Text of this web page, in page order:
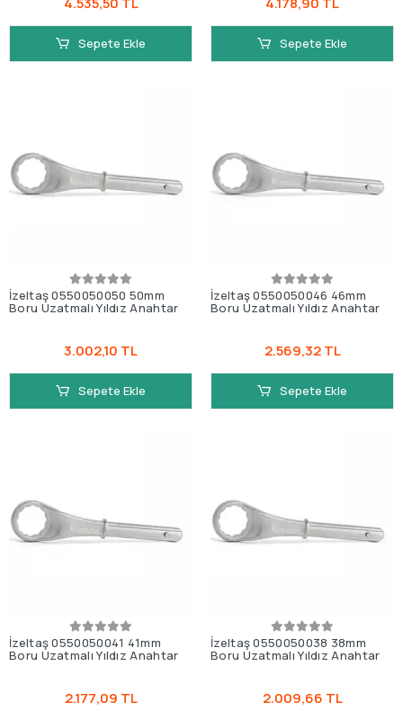
Sepete Ekle Sepete Ekle
İzeltaş 0550050050 50mm
Boru Uzatmalı Yıldız Anahtar
3.002,10 TL
Sepete Ekle
İzeltaş 0550050046 46mm
Boru Uzatmalı Yıldız Anahtar
2.569,32 TL
Sepete Ekle
İzeltaş 0550050041 41mm
Boru Uzatmalı Yıldız Anahtar
2.177,09 TL
İzeltaş 0550050038 38mm
Boru Uzatmalı Yıldız Anahtar
2.009,66 TL